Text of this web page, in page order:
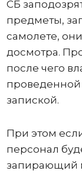
СБ
предметы,
самолете,
досмотра.
после чего
запиской.
При этом
персонал
запирающий